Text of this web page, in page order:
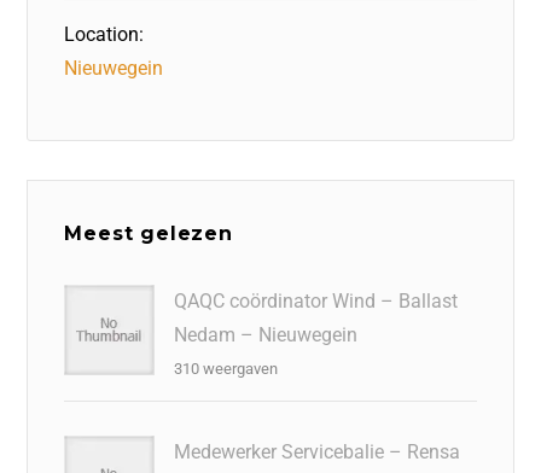
Location:
Nieuwegein
Meest gelezen
QAQC coördinator Wind – Ballast
Nedam – Nieuwegein
310 weergaven
Medewerker Servicebalie – Rensa